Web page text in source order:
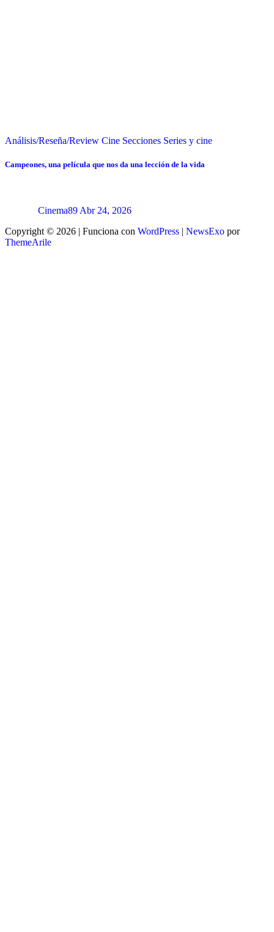
Análisis/Reseña/Review Cine Secciones Series y cine
Campeones, una película que nos da una lección de la vida
Cinema89 Abr 24, 2026
Copyright © 2026 | Funciona con WordPress | NewsExo por
ThemeArile